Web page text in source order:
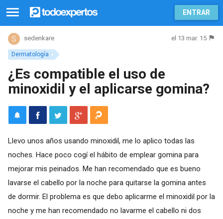
ENTRAR
Dermatología
sedenkare el 13 mar. 15
¿Es compatible el uso de
minoxidil y el aplicarse gomina?
Llevo unos años usando minoxidil, me lo aplico todas las
noches. Hace poco cogí el hábito de emplear gomina para
mejorar mis peinados. Me han recomendado que es bueno
lavarse el cabello por la noche para quitarse la gomina antes
de dormir. El problema es que debo aplicarme el minoxidil por la
noche y me han recomendado no lavarme el cabello ni dos